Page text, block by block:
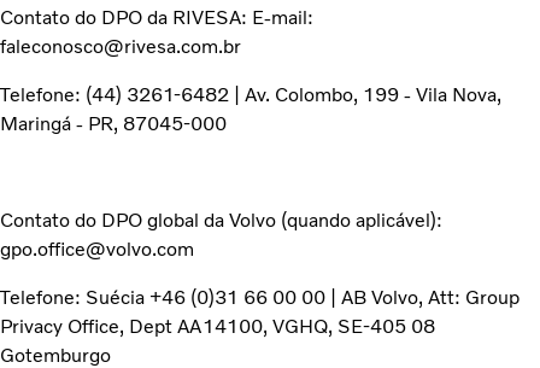
Contato do DPO da RIVESA: E-mail:
faleconosco@rivesa.com.br
Telefone: (44) 3261-6482 | Av. Colombo, 199 - Vila Nova,
Maringá - PR, 87045-000
Contato do DPO global da Volvo (quando aplicável):
gpo.office@volvo.com
Telefone: Suécia +46 (0)31 66 00 00 | AB Volvo, Att: Group
Privacy Office, Dept AA14100, VGHQ, SE-405 08
Gotemburgo